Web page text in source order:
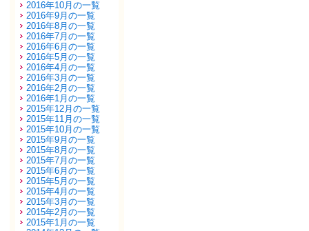
2016年10月の一覧
2016年9月の一覧
2016年8月の一覧
2016年7月の一覧
2016年6月の一覧
2016年5月の一覧
2016年4月の一覧
2016年3月の一覧
2016年2月の一覧
2016年1月の一覧
2015年12月の一覧
2015年11月の一覧
2015年10月の一覧
2015年9月の一覧
2015年8月の一覧
2015年7月の一覧
2015年6月の一覧
2015年5月の一覧
2015年4月の一覧
2015年3月の一覧
2015年2月の一覧
2015年1月の一覧